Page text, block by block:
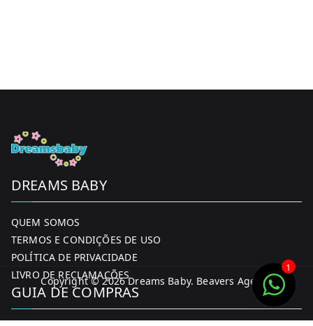
DREAMS BABY
QUEM SOMOS
TERMOS E CONDIÇÕES DE USO
POLÍTICA DE PRIVACIDADE
LIVRO DE RECLAMAÇÕES
GUIA DE COMPRAS
Copyright © 2026Dreams Baby. Beavers Agency
1